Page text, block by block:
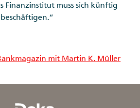
Finanzinstitut muss sich künftig
mit Martin K. Müller